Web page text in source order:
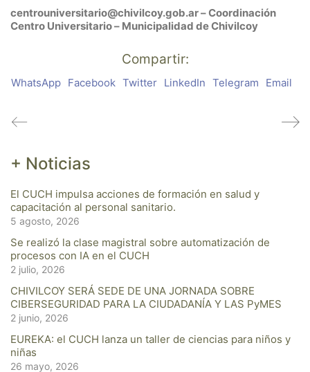
centrouniversitario@chivilcoy.gob.ar –Coordinación
Centro Universitario – Municipalidad de Chivilcoy
Compartir:
WhatsApp Facebook Twitter LinkedIn Telegram Email
+ Noticias
El CUCH impulsa acciones de formación en salud y
capacitación al personal sanitario.
5 agosto, 2026
Se realizó la clase magistral sobre automatización de
procesos con IA en el CUCH
2 julio, 2026
CHIVILCOY SERÁ SEDE DE UNA JORNADA SOBRE
CIBERSEGURIDAD PARA LA CIUDADANÍA Y LAS PyMES
2 junio, 2026
EUREKA: el CUCH lanza un taller de ciencias para niños y
niñas
26 mayo, 2026